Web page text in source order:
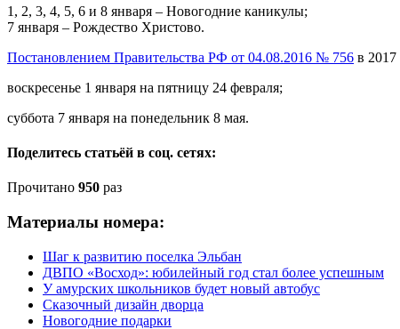
1, 2, 3, 4, 5, 6 и 8 января – Новогодние каникулы;
7 января – Рождество Христово.
Постановлением Правительства РФ от 04.08.2016 № 756 в
воскресенье 1 января на пятницу 24 февраля;
суббота 7 января на понедельник 8 мая.
Поделитесь статьёй в соц. сетях:
Прочитано 950 раз
Материалы номера:
Шаг к развитию поселка Эльбан
ДВПО «Восход»: юбилейный год стал более успешным
У амурских школьников будет новый автобус
Сказочный дизайн дворца
Новогодние подарки